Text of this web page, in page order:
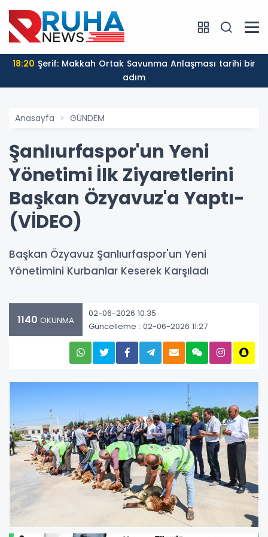
18:20
adım
Anasayfa GÜNDEM
Şanlıurfaspor'un Yeni
Yönetimi İlk Ziyaretlerini
Başkan Özyavuz'a Yaptı-
(VİDEO)
Başkan Özyavuz Şanlıurfaspor'un Yeni
Yönetimini Kurbanlar Keserek Karşıladı
1140 OKUNMA
02-06-2026 10:35
Güncelleme : 02-06-2026 11:27